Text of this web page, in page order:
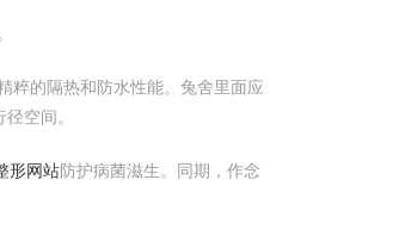
粹的隔热和防水性能。兔舍里面应
空间。
形网站防护病菌滋生。同期，作念